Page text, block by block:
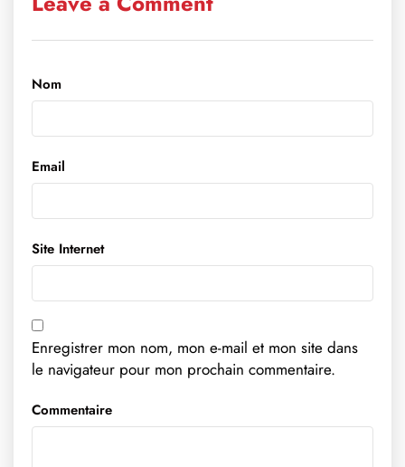
Nom
Email
Site Internet
Enregistrer mon nom, mon e-mail et mon site dans
le navigateur pour mon prochain commentaire.
Commentaire